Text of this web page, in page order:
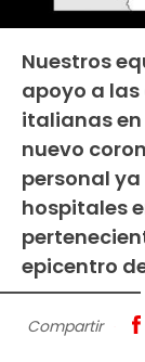
Nuestros
apoyo a
italianas
nuevo
personal
hospitales
epicentro
Compartir